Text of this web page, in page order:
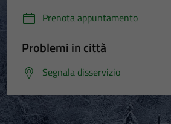
Prenota appuntamento
Problemi in città
Segnala disservizio